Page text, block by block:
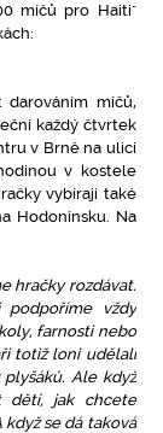
míčů pro Haiti"
míčů,
každý čtvrtek
v Brně na ulici
v kostele
vybírají také
Hodonínsku. Na
hračky rozdávat.
podpoříme vždy
farnosti nebo
totiž loni udělali
Ale když
dětí, jak chcete
se dá taková